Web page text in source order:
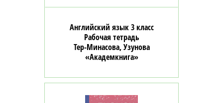
Английский язык 3 класс
Рабочая тетрадь
Тер-Минасова, Узунова
«Академкнига»